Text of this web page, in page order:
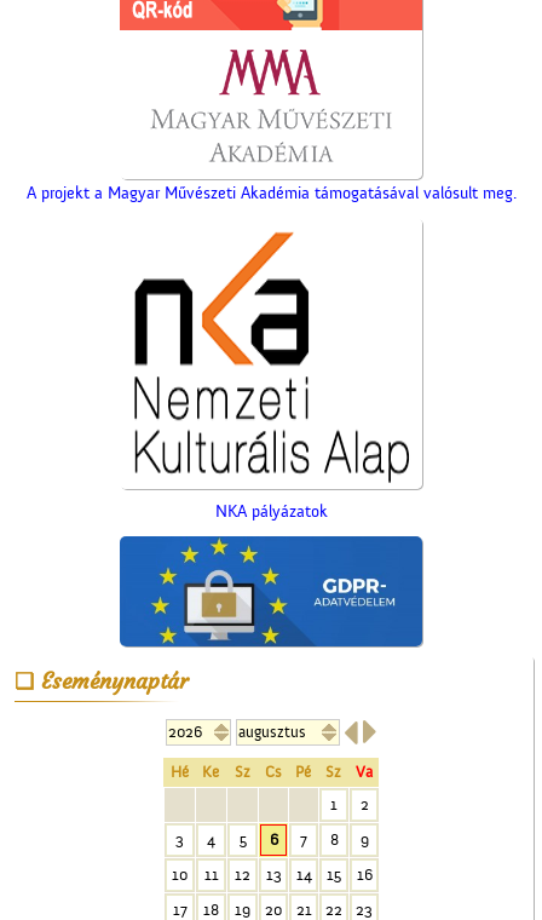
A projekt a Magyar Művészeti Akadémia támogatásával valósult meg.
NKA pályázatok
Eseménynaptár

Hé Ke Sz Cs Pé Sz
Va
1
2
3
4 5 6 7 8
9
10
11 12 13 14 15
16
17
18 19 20 21 22
23
Kezdődik az iskola!